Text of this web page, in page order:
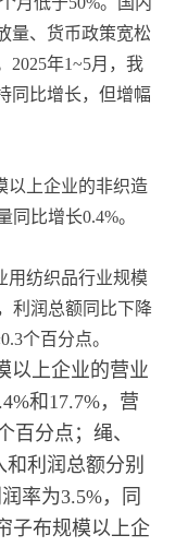
量、货币政策宽松
2025年1~5月，我
同比增长，但增幅
以上企业的非织造
同比增长0.4%。
用纺织品行业规模
利润总额同比下降
个百分点。
以上企业的营业
和17.7%，营
百分点；绳、
利润总额分别
率为3.5%，同
子布规模以上企